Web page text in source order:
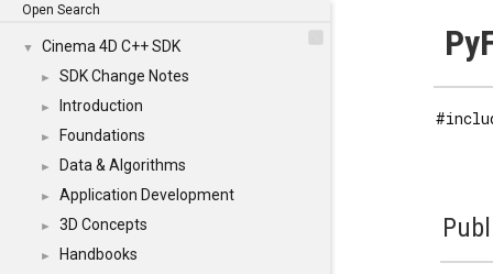
Open Search
▼ Cinema 4D C++ SDK
► SDK Change Notes
► Introduction
► Foundations
► Data & Algorithms
► Application Development
► 3D Concepts
► Handbooks